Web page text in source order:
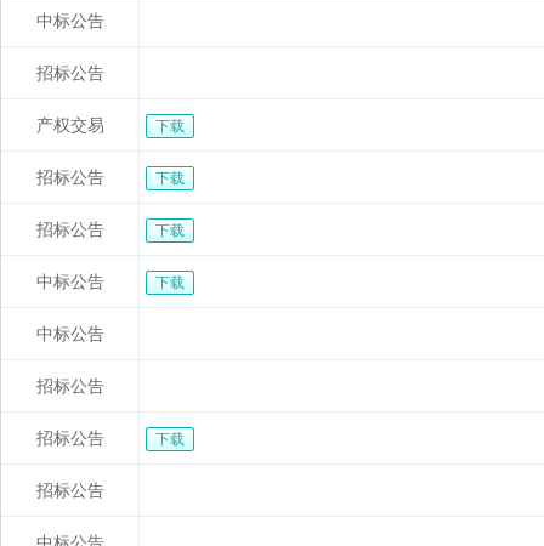
中标公告
招标公告
产权交易 下载
招标公告 下载
招标公告 下载
中标公告 下载
中标公告
招标公告
招标公告 下载
招标公告